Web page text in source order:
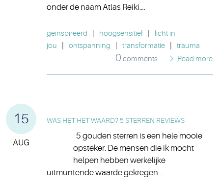
onder de naam Atlas Reiki….
geinspireerd hoogsensitief
licht in
jou
ontspanning transformatie trauma
0 comments Read more
15
AUG
WAS HET HET WAARD? 5 STERREN REVIEWS
5 gouden sterren is een hele mooie
opsteker. De mensen die ik mocht
helpen hebben werkelijke
uitmuntende waarde gekregen….